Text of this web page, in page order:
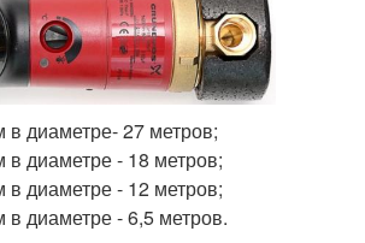
в диаметре- 27 метров;
в диаметре - 18 метров;
в диаметре - 12 метров;
в диаметре - 6,5 метров.